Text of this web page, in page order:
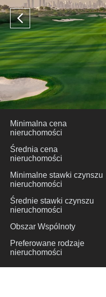
Minimalna cena
nieruchomości
Średnia cena
nieruchomości
Minimalne stawki czynszu
nieruchomości
Średnie stawki czynszu
nieruchomości
Obszar Wspólnoty
Preferowane rodzaje
nieruchomości